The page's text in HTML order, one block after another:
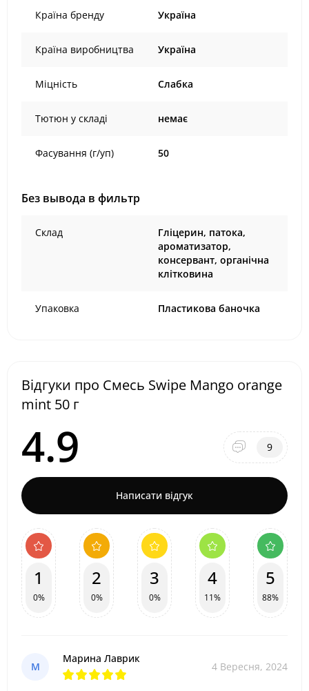
Країна бренду Україна
Країна виробництва Україна
Міцність Слабка
Тютюн у складі немає
Фасування (г/уп) 50
Без вывода в фильтр
Склад
Гліцерин, патока,
ароматизатор,
консервант, органічна
клітковина
Упаковка Пластикова баночка
Відгуки про Cмесь Swipe Mango orange
mint 50 г
4.9 9
Написати відгук
1
0%
2
0%
3
0%
4
11%
5
88%
М
Марина Лаврик
4 Вересня, 2024